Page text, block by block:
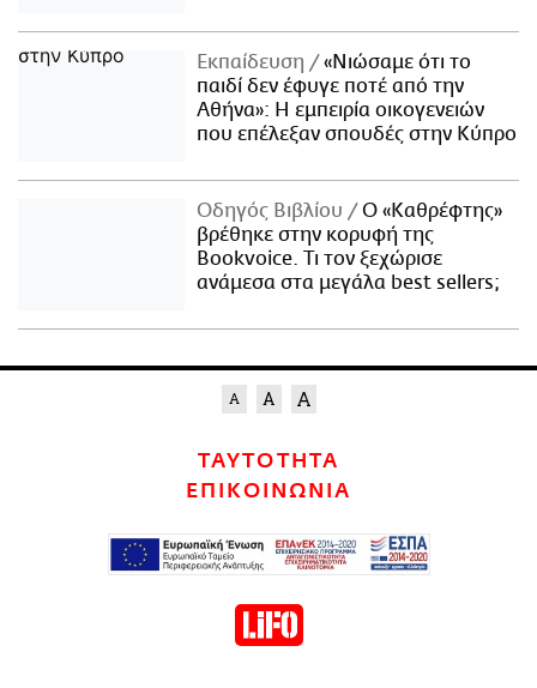
Εκπαίδευση
«Νιώσαμε ότι το
παιδί δεν έφυγε ποτέ από την
Αθήνα»: Η εμπειρία οικογενειών
που επέλεξαν σπουδές στην Κύπρο
Οδηγός Βιβλίου
Ο «Καθρέφτης»
βρέθηκε στην κορυφή της
Bookvoice. Τι τον ξεχώρισε
ανάμεσα στα μεγάλα best sellers;
ΤΑΥΤΟΤΗΤΑ
ΕΠΙΚΟΙΝΩΝΙΑ